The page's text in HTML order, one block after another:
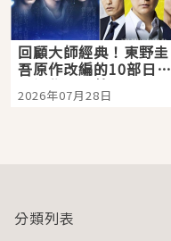
回顧大師經典！東野圭
吾原作改編的10部日本
影視作品推薦
2026年07月28日
分類列表